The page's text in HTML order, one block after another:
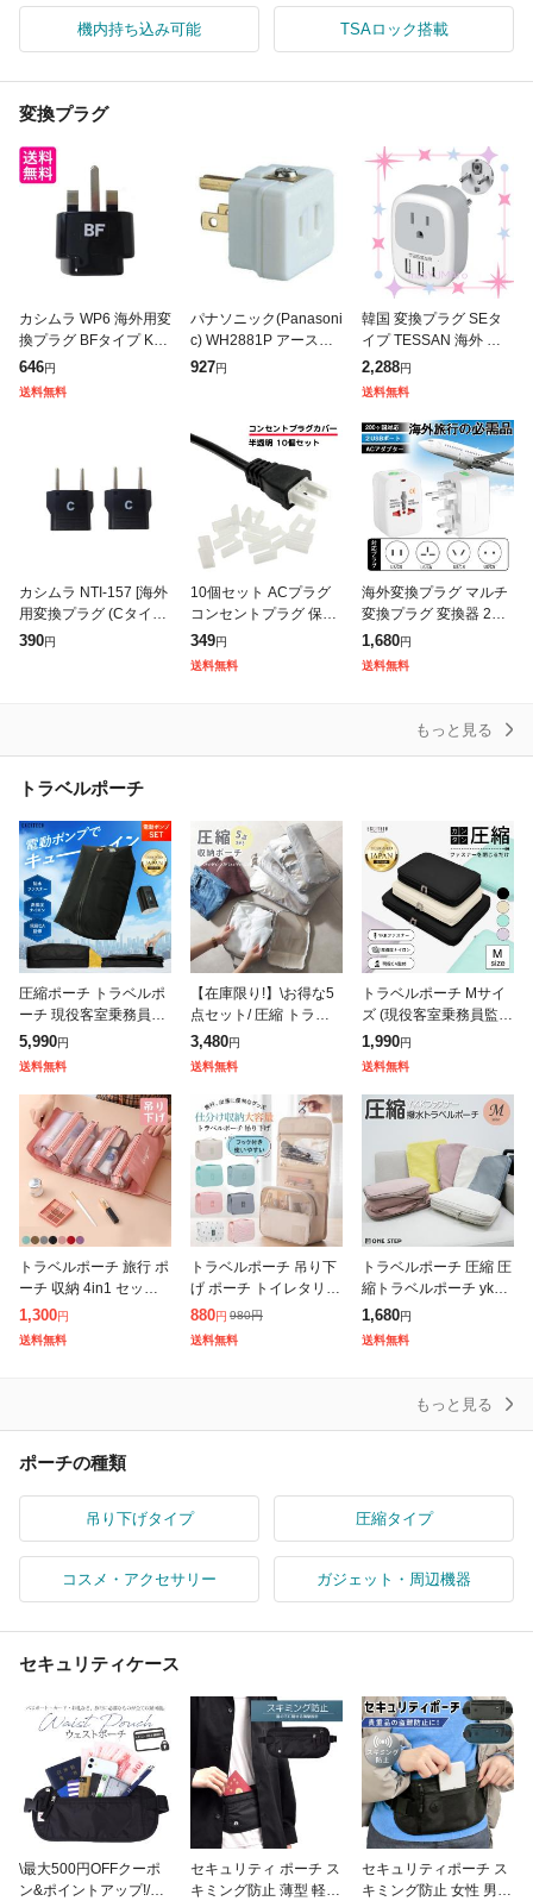
機内持ち込み可能 TSAロック搭載
変換プラグ
カシムラ WP6 海外用変
換プラグ BFタイプ Kas
himura 送料無料
646円
送料無料
パナソニック(Panasoni
c) WH2881P アースタ
ーミナル付変換アダプ
927円
韓国 変換プラグ SEタ
イプ TESSAN 海外 変
換プラグ SE コンセン
ト 1個AC口 2USB-Aと
1USB-Cポート 韓
2,288円
送料無料
カシムラ NTI-157 [海外
用変換プラグ (Cタイプ
2個セット)]
390円
10個セット ACプラグ
コンセントプラグ 保護
キャップ コンセント 先
端カバー 半透明 家電
パソコン 電子機器 保管
349円
送料無料
海外変換プラグ マルチ
変換プラグ 変換器 200
ヶ国対応 ACアダプター
2USBポート 海外変換
アダプタ ヨーロッパ オ
1,680円
送料無料
もっと見る
トラベルポーチ
圧縮ポーチ トラベルポ
ーチ 現役客室乗務員監
修 まっぷる掲載 日本企
業企画 圧縮ポーチ 旅行
用圧縮袋 出張 吸引機
衣類収納 吊
5,990円
送料無料
【在庫限り!】\お得な5
点セット/ 圧縮 トラベ
ルポーチ 収納ポーチ メ
ッシュ 撥水 圧縮袋 簡
単圧縮 旅行 衣類 収納
衣類圧
3,480円
送料無料
トラベルポーチ Mサイ
ズ (現役客室乗務員監
修・まっぷる掲載) 日本
企業企画 圧縮ポーチ Y
KK 旅行用圧縮袋 撥水
国内品質試
1,990円
送料無料
トラベルポーチ 旅行 ポ
ーチ 収納 4in1 セット
吊り下げ 化粧ポーチ 洗
面用具 かわいい トラベ
ル おしゃれ 洗面道具
1,300円
送料無料
トラベルポーチ 吊り下
げ ポーチ トイレタリー
バッグ 洗面用具 化粧ポ
ーチ 防水 軽量 大容量
一部即納 フック付き メ
880円 980円
送料無料
トラベルポーチ 圧縮 圧
縮トラベルポーチ ykk
圧縮バッグ 圧縮袋 衣類
旅行用 トラベル 旅行
ポーチ 圧縮ポーチ 旅行
1,680円
送料無料
もっと見る
ポーチの種類
吊り下げタイプ 圧縮タイプ
コスメ・アクセサリー ガジェット・周辺機器
セキュリティケース
\最大500円OFFクーポ
ン&ポイントアップ!/ウ
セキュリティ ポーチ ス
キミング防止 薄型 軽量
セキュリティポーチ ス
キミング防止 女性 男性